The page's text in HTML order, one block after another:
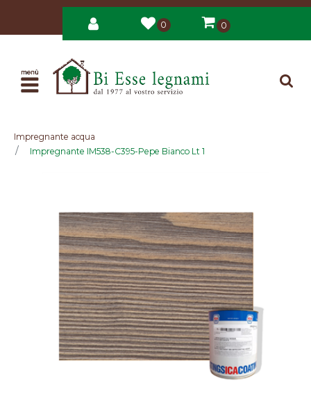
0 0
Open
Impregnante acqua
Impregnante IM538-C395-Pepe Bianco Lt 1